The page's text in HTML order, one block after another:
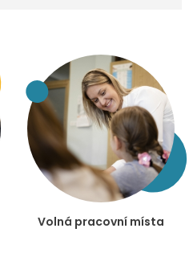
Volná pracovní místa